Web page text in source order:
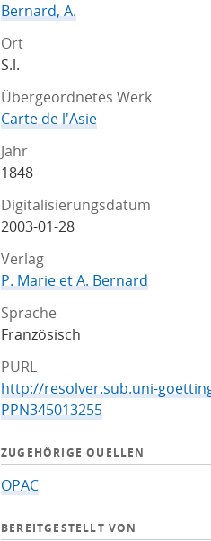
Bernard, A.
Ort
S.l.
Übergeordnetes Werk
Carte de l'Asie
Jahr
1848
Digitalisierungsdatum
2003-01-28
Verlag
P. Marie et A. Bernard
Sprache
Französisch
PURL
http://resolver.sub.uni-
PPN345013255
ZUGEHÖRIGE QUELLEN
OPAC
BEREITGESTELLT VON